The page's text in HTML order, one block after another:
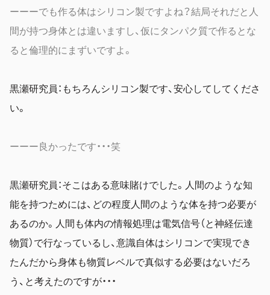
ーーーでも作る体はシリコン製ですよね？結局それだと人
間が持つ身体とは違いますし、仮にタンパク質で作るとな
ると倫理的にまずいですよ。
黒瀬研究員：もちろんシリコン製です、安心してしてくださ
い。
ーーー良かったです・・・笑
黒瀬研究員：そこはある意味賭けでした。人間のような知
能を持つためには、どの程度人間のような体を持つ必要が
あるのか。人間も体内の情報処理は電気信号（と神経伝達
物質）で行なっているし、意識自体はシリコンで実現でき
たんだから身体も物質レベルで真似する必要はないだろ
う、と考えたのですが・・・